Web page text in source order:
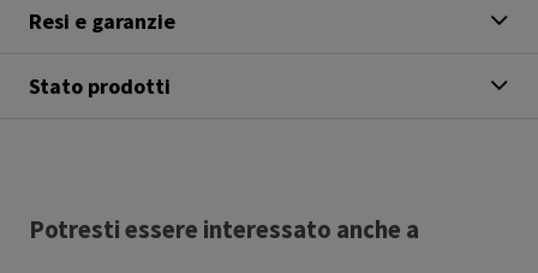
Resi e garanzie
Stato prodotti
Potresti essere interessato anche a